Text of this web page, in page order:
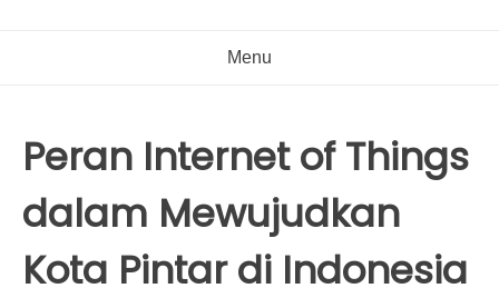
Menu
Peran Internet of Things
dalam Mewujudkan
Kota Pintar di Indonesia